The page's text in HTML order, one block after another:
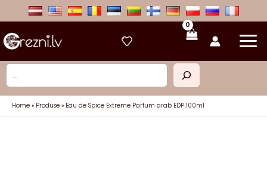
Caută
Home Produse Eau de Spice Extreme Parfum arab EDP 100ml